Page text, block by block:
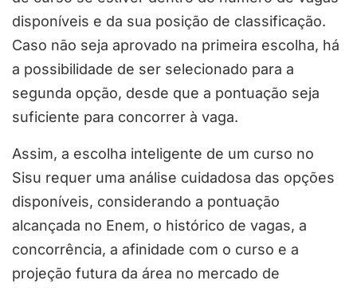
disponíveis e da sua posição de classificação.
Caso não seja aprovado na primeira escolha, há
a possibilidade de ser selecionado para a
segunda opção, desde que a pontuação seja
suficiente para concorrer à vaga.
Assim, a escolha inteligente de um curso no
Sisu requer uma análise cuidadosa das opções
disponíveis, considerando a pontuação
alcançada no Enem, o histórico de vagas, a
concorrência, a afinidade com o curso e a
projeção futura da área no mercado de